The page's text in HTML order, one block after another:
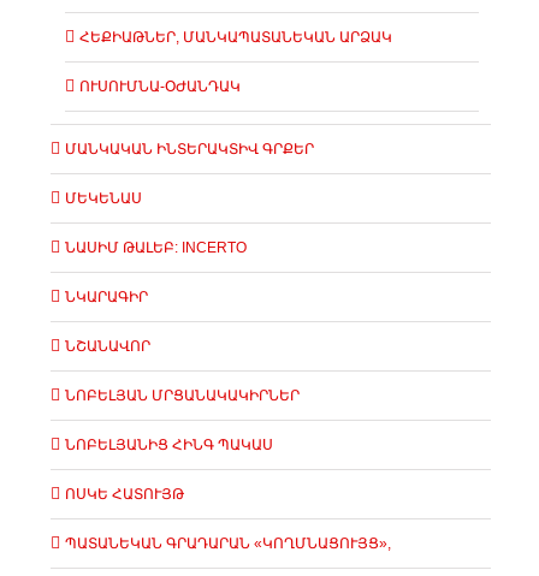
ՀԵՔԻԱԹՆԵՐ, ՄԱՆԿԱՊԱՏԱՆԵԿԱՆ ԱՐՁԱԿ
ՈՒՍՈՒՄՆԱ-ՕԺԱՆԴԱԿ
ՄԱՆԿԱԿԱՆ ԻՆՏԵՐԱԿՏԻՎ ԳՐՔԵՐ
ՄԵԿԵՆԱՍ
ՆԱՍԻՄ ԹԱԼԵԲ: INCERTO
ՆԿԱՐԱԳԻՐ
ՆՇԱՆԱՎՈՐ
ՆՈԲԵԼՅԱՆ ՄՐՑԱՆԱԿԱԿԻՐՆԵՐ
ՆՈԲԵԼՅԱՆԻՑ ՀԻՆԳ ՊԱԿԱՍ
ՈՍԿԵ ՀԱՏՈՒՅԹ
ՊԱՏԱՆԵԿԱՆ ԳՐԱԴԱՐԱՆ «ԿՈՂՄՆԱՑՈՒՅՑ»,